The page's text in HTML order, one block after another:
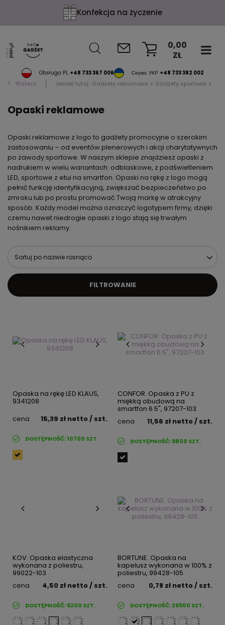
Konfekcja na życzenie
Obsługa PL +48 733 367 006 Сервіс УКР +48 733 382 002
0,00
ZŁ
Wstecz Jesteś tutaj: Gadżety reklamowe Gadżety sportowe
Opaski reklamowe
Opaski reklamowe z logo to gadżety promocyjne o szerokim
zastosowaniu – od eventów plenerowych i akcji charytatywnych
po zawody sportowe. W naszym sklepie znajdziesz opaski z
nadrukiem w wielu wariantach: odblaskowe, z podświetleniem
LED, sportowe z etui na smartfon. Opaski na rękę z logo mogą
pełnić funkcję identyfikacyjną, zwiększać bezpieczeństwo po
zmroku lub po prostu promować Twoją markę w atrakcyjny
sposób. Każdy model można oznaczyć logotypem firmy, dzięki
czemu nawet niedrogie opaski z logo stają się trwałym
nośnikiem reklamy.
Sortuj po nazwie rosnąco
FILTROWANIE
Opaska na rękę LED KLAUS,
9341208
cena
15,39 zł netto/ szt.
DOSTĘPNOŚĆ:10700 SZT.
CONFOR. Opaska z PU z
miękką obudową na
smartfon 6.5", 97207-103
cena
11,56 zł netto/ szt.
DOSTĘPNOŚĆ:9800 SZT.
KOV. Opaska elastyczna
wykonana z poliestru,
99022-103
cena
4,50 zł netto/ szt.
DOSTĘPNOŚĆ:6200 SZT.
BORTUNE. Opaska na
kapelusz wykonana w 100% z
poliestru, 99428-105
cena
0,78 zł netto/ szt.
DOSTĘPNOŚĆ:26500 SZT.